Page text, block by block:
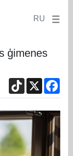
RU
ģimenes
TikTok
X